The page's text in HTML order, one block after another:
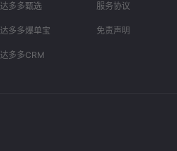
达多多甄选
达多多爆单宝
达多多CRM
服务协议
免责声明